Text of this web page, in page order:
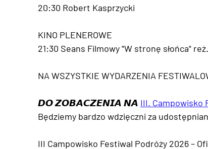
20:30 Robert Kasprzycki
KINO PLENEROWE
21:30 Seans Filmowy "W stronę słońca"
NA WSZYSTKIE WYDARZENIA
𝘿𝙊 𝙕𝙊𝘽𝘼𝘾𝙕𝙀𝙉𝙄𝘼 𝙉𝘼 III. Campowisko
Będziemy bardzo wdzięczni za
III Campowisko Festiwal Podróży 2026 –